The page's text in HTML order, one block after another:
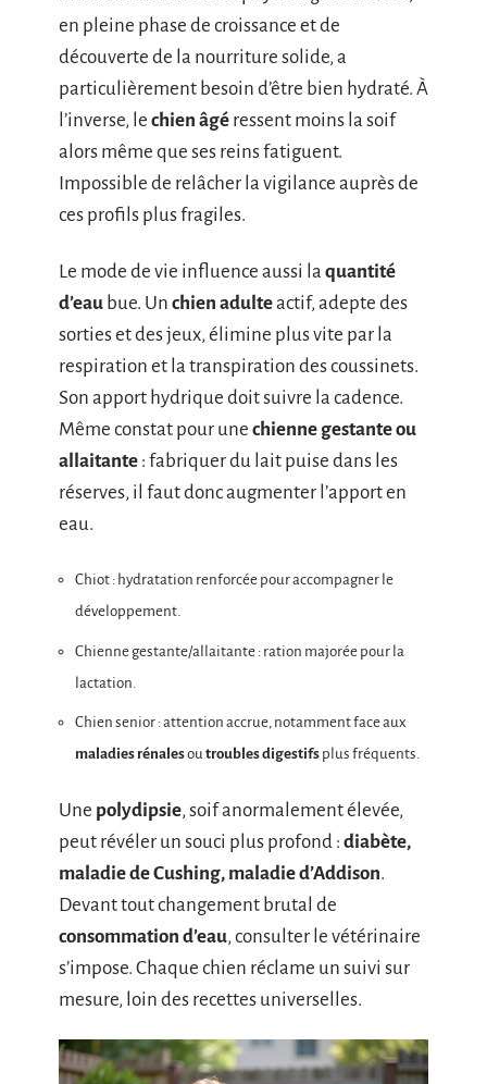
en pleine phase de croissance et de
découverte de la nourriture solide, a
particulièrement besoin d’être bien hydraté. À
l’inverse, le chien âgé ressent moins la soif
alors même que ses reins fatiguent.
Impossible de relâcher la vigilance auprès de
ces profils plus fragiles.
Le mode de vie influence aussi la quantité
d’eau bue. Un chien adulteactif, adepte des
sorties et des jeux, élimine plus vite par la
respiration et la transpiration des coussinets.
Son apport hydrique doit suivre la cadence.
Même constat pour une chienne gestante ou
allaitante : fabriquer du lait puise dans les
réserves, il faut donc augmenter l’apport en
eau.
Chiot : hydratation renforcée pour accompagner le
développement.
Chienne gestante/allaitante : ration majorée pour la
lactation.
Chien senior : attention accrue, notamment face aux
maladies rénalesoutroubles digestifs plus fréquents.
Une polydipsie, soif anormalement élevée,
peut révéler un souci plus profond : diabète,
maladie de Cushing, maladie d’Addison.
Devant tout changement brutal de
consommation d’eau, consulter le vétérinaire
s’impose. Chaque chien réclame un suivi sur
mesure, loin des recettes universelles.